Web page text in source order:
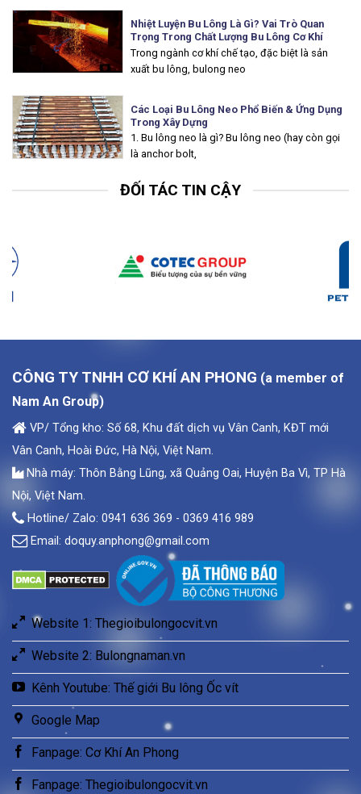
Nhiệt Luyện Bu Lông Là Gì? Vai Trò Quan
Trọng Trong Chất Lượng Bu Lông Cơ Khí
Trong ngành cơ khí chế tạo, đặc biệt là sản
xuất bu lông, bulong neo
Các Loại Bu Lông Neo Phổ Biến & Ứng Dụng
Trong Xây Dựng
1. Bu lông neo là gì? Bu lông neo (hay còn gọi
là anchor bolt,
ĐỐI TÁC TIN CẬY
CÔNG TY TNHH CƠ KHÍ AN PHONG (a member of
Nam An Group)
VP/ Tổng kho: Số 68, Khu đất dịch vụ Vân Canh, KĐT mới
Vân Canh, Hoài Đức, Hà Nội, Việt Nam.
Nhà máy: Thôn Bằng Lũng, xã Quảng Oai, Huyện Ba Vì, TP Hà
Nội, Việt Nam.
Hotline/ Zalo: 0941 636 369 - 0369 416 989
Email: doquy.anphong@gmail.com
Website 1: Thegioibulongocvit.vn
Website 2: Bulongnaman.vn
Kênh Youtube: Thế giới Bu lông Ốc vít
Google Map
Fanpage: Cơ Khí An Phong
Fanpage: Thegioibulongocvit.vn